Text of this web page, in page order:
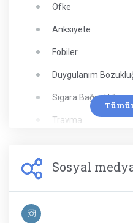
Öfke
Anksiyete
Fobiler
Duygulanım
Sigara Bağımlılığı
Travma
Performans Kaygısı
Sosyal